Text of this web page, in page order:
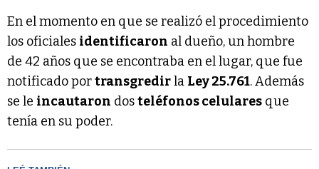
En el momento en que se realizó el procedimiento
los oficiales identificaron al dueño, un hombre
de 42 años que se encontraba en el lugar, que fue
notificado portransgredirla Ley 25.761. Además
se le incautaron dosteléfonos celulares que
tenía en su poder.